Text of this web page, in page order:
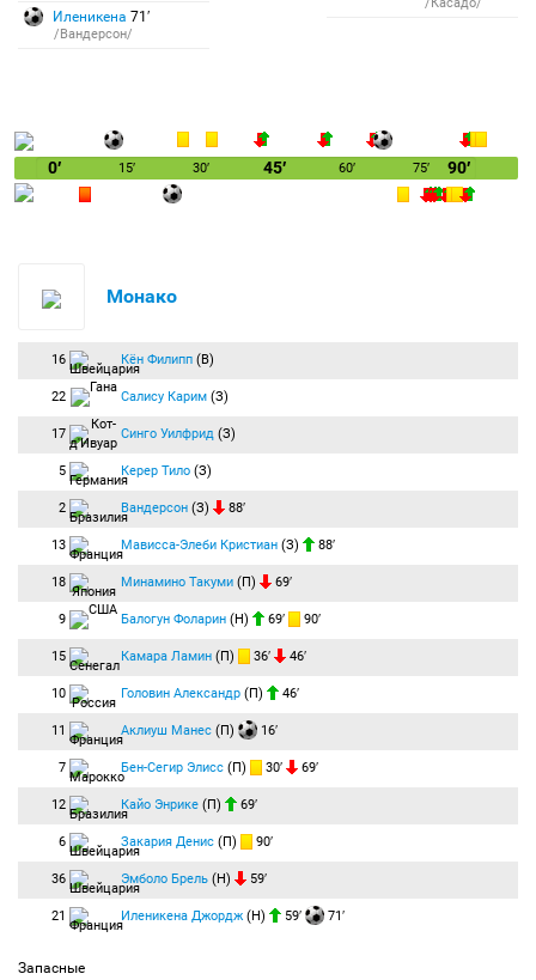
Иленикена 71′
/Вандерсон/
0′ 15′ 30′ 45′ 60′ 75′ 90′
Монако
16 Кён Филипп (В)
22 Салису Карим (З)
17 Синго Уилфрид (З)
5 Керер Тило (З)
2 Вандерсон (З) 88′
13 Мависса-Элеби Кристиан (З) 88′
18 Минамино Такуми (П) 69′
9 Балогун Фоларин (Н) 69′ 90′
15 Камара Ламин (П) 36′ 46′
10 Головин Александр (П) 46′
11 Аклиуш Манес (П) 16′
7 Бен-Сегир Элисс (П) 30′ 69′
12 Кайо Энрике (П) 69′
6 Закария Денис (П) 90′
36 Эмболо Брель (Н) 59′
21 Иленикена Джордж (Н) 59′ 71′
Запасные